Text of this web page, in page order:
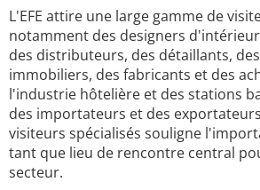
L'EFE attire une large gamme de
notamment des designers
des distributeurs, des détaillants,
immobiliers, des fabricants et des
l'industrie hôtelière et des stations
des importateurs et des
visiteurs spécialisés souligne
tant que lieu de rencontre central
secteur.